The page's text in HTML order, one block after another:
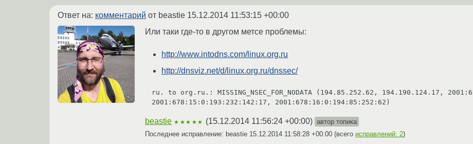
Ответ на: комментарий от beastie 15.12.2014 11:53:15 +00:00
Или таки где-то в другом метсе проблемы:
http://www.intodns.com/linux.org.ru
http://dnsviz.net/d/linux.org.ru/dnssec/
ru. to org.ru.: MISSING_NSEC_FOR_NODATA (194.85.252.62, 194.190.124.17,
beastie ★★★★★ (15.12.2014 11:56:24 +00:00) автор топика
Последнее исправление: beastie 15.12.2014 11:58:28 +00:00 (всего исправлений: 2)